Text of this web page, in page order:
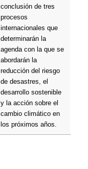
conclusión de tres
procesos
internacionales que
determinarán la
agenda con la que se
abordarán la
reducción del riesgo
de desastres, el
desarrollo sostenible
y la acción sobre el
cambio climático en
los próximos años.